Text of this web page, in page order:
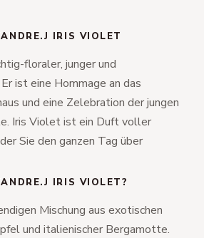
IRIS VIOLET
floraler, junger und
ist eine Hommage an das
und eine Zelebration der jungen
Iris Violet ist ein Duft voller
Sie den ganzen Tag über
IRIS VIOLET?
Mischung aus exotischen
und italienischer Bergamotte.